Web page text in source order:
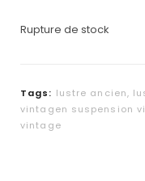
Rupture de stock
Tags: lustre ancien,
vintagen suspension
vintage